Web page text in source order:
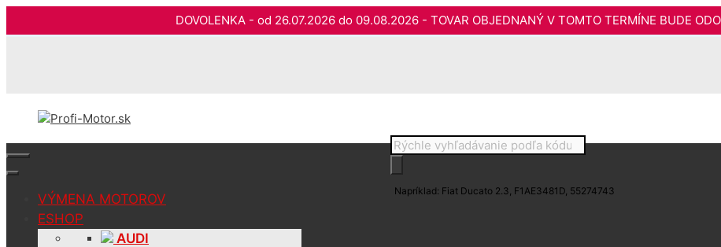
DOVOLENKA - od 26.07.2026 do 09.08.2026 - TOVAR OBJEDNANÝ V TOMTO TERMÍNE BUDE
Products
search
Napríklad: Fiat Ducato 2.3, F1AE3481D, 55274743
VÝMENA MOTOROV
ESHOP
AUDI